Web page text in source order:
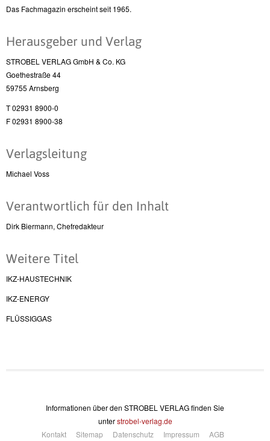
Das Fachmagazin erscheint seit 1965.
Herausgeber und Verlag
STROBEL VERLAG GmbH & Co. KG
Goethestraße 44
59755 Arnsberg
T 02931 8900-0
F 02931 8900-38
Verlagsleitung
Michael Voss
Verantwortlich für den Inhalt
Dirk Biermann, Chefredakteur
Weitere Titel
IKZ-HAUSTECHNIK
IKZ-ENERGY
FLÜSSIGGAS
Informationen über den STROBEL VERLAG finden Sie
unterstrobel-verlag.de
Kontakt
Sitemap Datenschutz Impressum AGB